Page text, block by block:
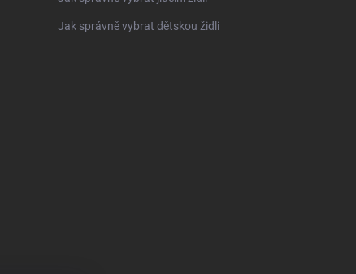
Jak správně vybrat dětskou židli